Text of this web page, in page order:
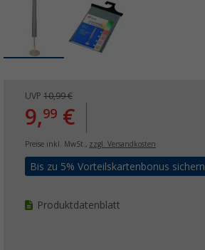
UVP 10,99 €
9,99 €
Preise inkl. MwSt., zzgl. Versandkosten
Bis zu 5% Vorteilskartenbonus sichern
Produktdatenblatt